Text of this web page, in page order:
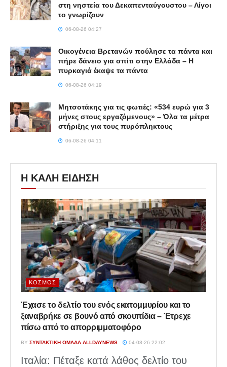
στη νηστεία του Δεκαπενταύγουστου – Λίγοι
το γνωρίζουν
06-08-26 04:27
Οικογένεια Βρετανών πούλησε τα πάντα και
πήρε δάνειο για σπίτι στην Ελλάδα – Η
πυρκαγιά έκαψε τα πάντα
06-08-26 04:19
Μητσοτάκης για τις φωτιές: «534 ευρώ για 3
μήνες στους εργαζόμενους» – Όλα τα μέτρα
στήριξης για τους πυρόπληκτους
06-08-26 04:11
Η ΚΑΛΗ ΕΙΔΗΣΗ
ΚΌΣΜΟΣ
Έχασε το δελτίο του ενός εκατομμυρίου και το
ξαναβρήκε σε βουνό από σκουπίδια – Έτρεχε
πίσω από το απορριμματοφόρο
BY ΣΥΝΤΑΚΤΙΚΉ ΟΜΆΔΑ ALLDAYNEWS 04-08-26 22:02
Ιταλία: Πέταξε κατά λάθος δελτίο του